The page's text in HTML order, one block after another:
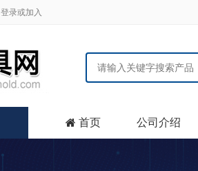
登录或加入
 首页 公司介绍